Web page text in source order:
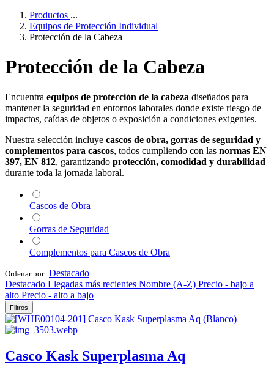
Productos ...
Equipos de Protección Individual
Protección de la Cabeza
Protección de la Cabeza
Encuentra equipos de protección de la cabeza diseñados para
mantener la seguridad en entornos laborales donde existe riesgo de
impactos, caídas de objetos o exposición a condiciones exigentes.
Nuestra selección incluye cascos de obra, gorras de seguridad y
complementos para cascos, todos cumpliendo con las normas EN
397, EN 812, garantizando protección, comodidad y durabilidad
durante toda la jornada laboral.
Cascos de Obra
Gorras de Seguridad
Complementos para Cascos de Obra
Ordenar por: Destacado
Destacado Llegadas más recientes Nombre (A-Z) Precio - bajo a
alto Precio - alto a bajo
Filtros
Casco Kask Superplasma Aq